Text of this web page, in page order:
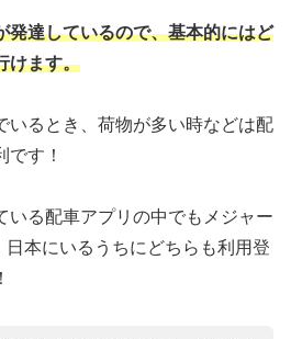
発達しているので、基本的にはど
けます。
いるとき、荷物が多い時などは配
す！
いる配車アプリの中でもメジャー
本にいるうちにどちらも利用登